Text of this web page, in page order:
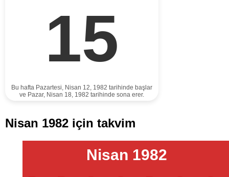
15
Bu hafta Pazartesi, Nisan 12, 1982 tarihinde başlar
ve Pazar, Nisan 18, 1982 tarihinde sona erer.
Nisan 1982 için takvim
Nisan 1982